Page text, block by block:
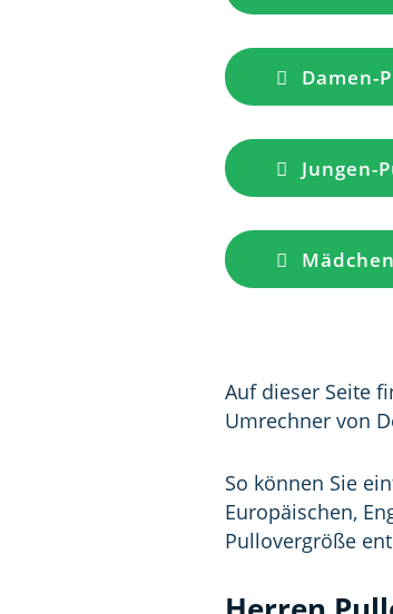
Damen-
Jungen-
Auf dieser Seite
Umrechner von
So können Sie
Europäischen,
Pullovergröße